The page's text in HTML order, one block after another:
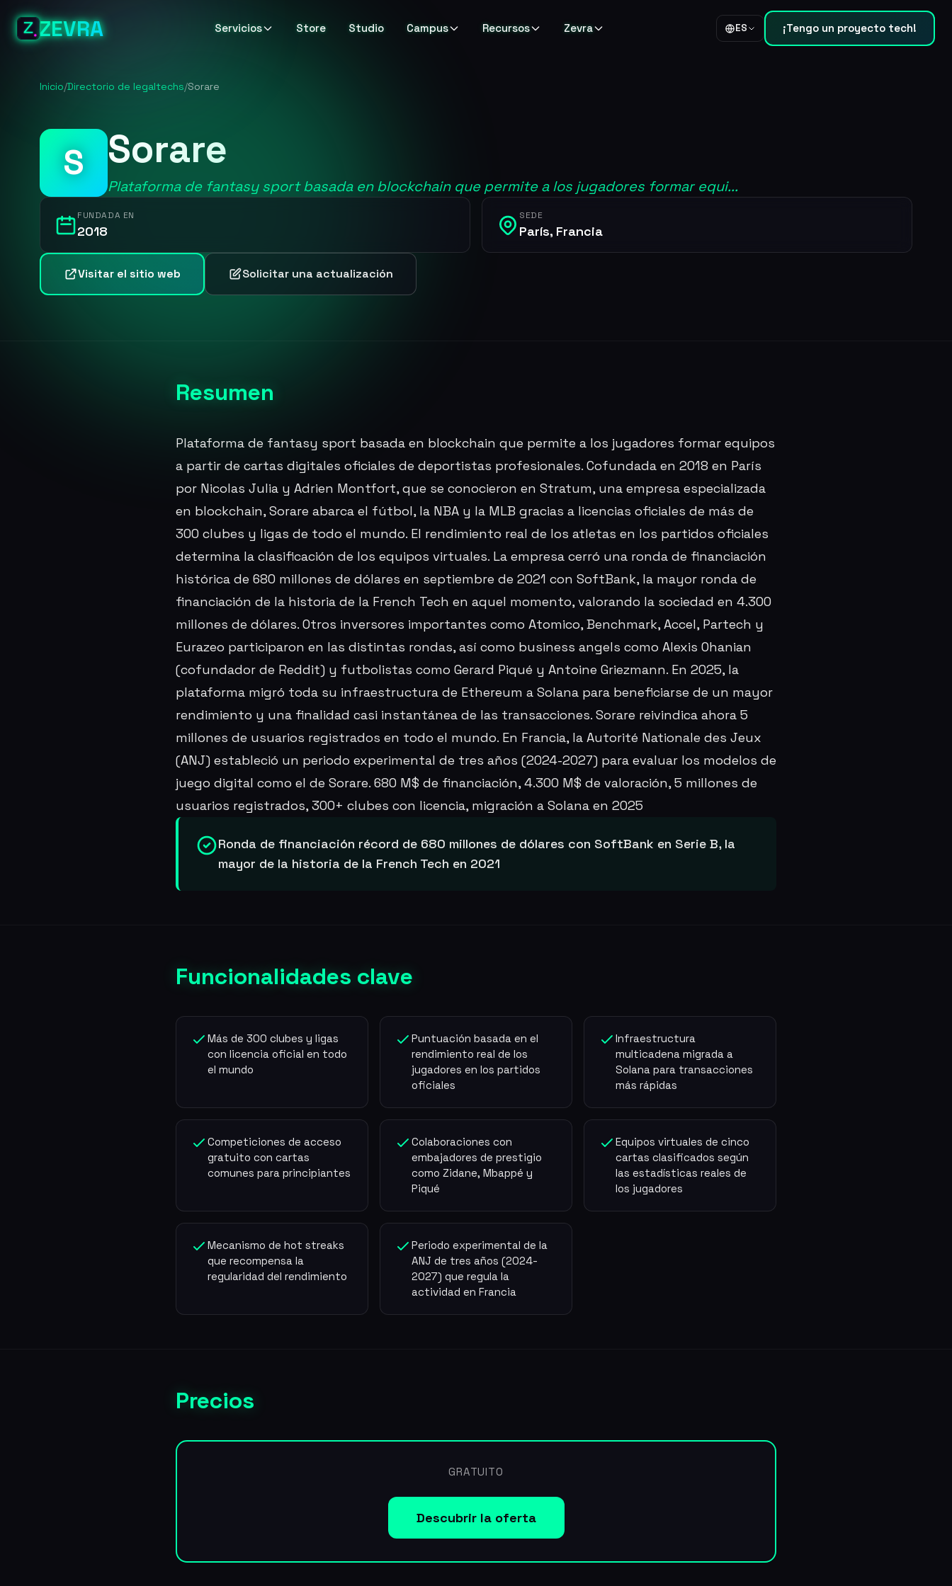
ZEVRA Servicios Store Studio Campus Recursos Zevra ES ¡Tengo un proyecto tech!
Inicio/Directorio de legaltechs/Sorare
S Sorare
Plataforma de fantasy sport basada en blockchain que permite a los jugadores formar equi...
FUNDADA EN
2018
SEDE
París, Francia
Visitar el sitio web Solicitar una actualización
Resumen
Plataforma de fantasy sport basada en blockchain que permite a los jugadores formar equipos
a partir de cartas digitales oficiales de deportistas profesionales. Cofundada en 2018 en París
por Nicolas Julia y Adrien Montfort, que se conocieron en Stratum, una empresa especializada
en blockchain, Sorare abarca el fútbol, la NBA y la MLB gracias a licencias oficiales de más de
300 clubes y ligas de todo el mundo. El rendimiento real de los atletas en los partidos oficiales
determina la clasificación de los equipos virtuales. La empresa cerró una ronda de financiación
histórica de 680 millones de dólares en septiembre de 2021 con SoftBank, la mayor ronda de
financiación de la historia de la French Tech en aquel momento, valorando la sociedad en 4.300
millones de dólares. Otros inversores importantes como Atomico, Benchmark, Accel, Partech y
Eurazeo participaron en las distintas rondas, así como business angels como Alexis Ohanian
(cofundador de Reddit) y futbolistas como Gerard Piqué y Antoine Griezmann. En 2025, la
plataforma migró toda su infraestructura de Ethereum a Solana para beneficiarse de un mayor
rendimiento y una finalidad casi instantánea de las transacciones. Sorare reivindica ahora 5
millones de usuarios registrados en todo el mundo. En Francia, la Autorité Nationale des Jeux
(ANJ) estableció un periodo experimental de tres años (2024-2027) para evaluar los modelos de
juego digital como el de Sorare. 680 M$ de financiación, 4.300 M$ de valoración, 5 millones de
usuarios registrados, 300+ clubes con licencia, migración a Solana en 2025
Ronda de financiación récord de 680 millones de dólares con SoftBank en Serie B, la
mayor de la historia de la French Tech en 2021
Funcionalidades clave
Más de 300 clubes y ligas
con licencia oficial en todo
el mundo
Puntuación basada en el
rendimiento real de los
jugadores en los partidos
oficiales
Infraestructura
multicadena migrada a
Solana para transacciones
más rápidas
Competiciones de acceso
gratuito con cartas
comunes para principiantes
Colaboraciones con
embajadores de prestigio
como Zidane, Mbappé y
Piqué
Equipos virtuales de cinco
cartas clasificados según
las estadísticas reales de
los jugadores
Mecanismo de hot streaks
que recompensa la
regularidad del rendimiento
Periodo experimental de la
ANJ de tres años (2024-
2027) que regula la
actividad en Francia
Precios
GRATUITO
Descubrir la oferta